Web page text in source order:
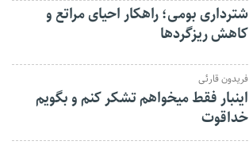
شترداری بومی؛ راهکار احیای مراتع و
کاهش ریزگردها
فریدون قارئی
اینبار فقط میخواهم تشکر کنم و بگویم
خداقوت